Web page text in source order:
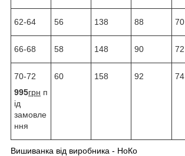
62-64 56 138 88 70
66-68 58 148 90 72
70-72
995грн п
ід
замовле
ння
60 158 92 74
Вишиванка від виробника - НоКо